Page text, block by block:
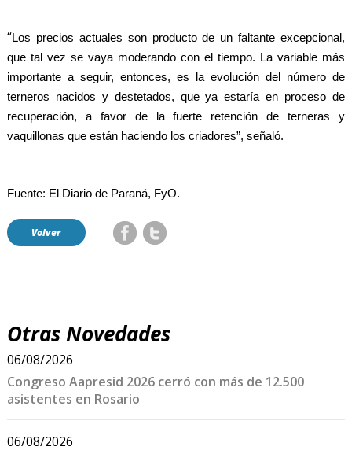
“Los precios actuales son producto de un faltante excepcional,
que tal vez se vaya moderando con el tiempo. La variable más
importante a seguir, entonces, es la evolución del número de
terneros nacidos y destetados, que ya estaría en proceso de
recuperación, a favor de la fuerte retención de terneras y
vaquillonas que están haciendo los criadores”, señaló.
Fuente: El Diario de Paraná, FyO.
Volver
Otras Novedades
06/08/2026
Congreso Aapresid 2026 cerró con más de 12.500
asistentes en Rosario
06/08/2026